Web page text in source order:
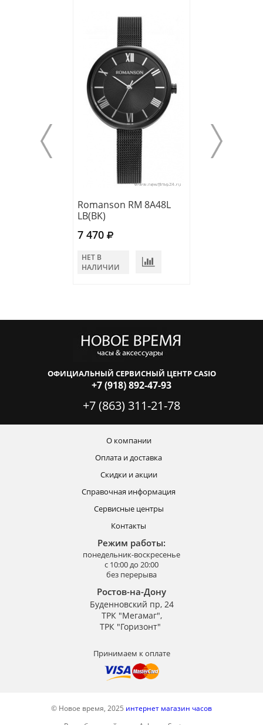
Romanson RM 8A48L
LB(BK)
7 470
НЕТ В
НАЛИЧИИ
ОФИЦИАЛЬНЫЙ СЕРВИСНЫЙ ЦЕНТР CASIO
+7 (918) 892-47-93
+7 (863) 311-21-78
О компании
Оплата и доставка
Скидки и акции
Справочная информация
Сервисные центры
Контакты
Режим работы:
понедельник-воскресенье
с 10:00 до 20:00
без перерыва
Ростов-на-Дону
Буденновский пр, 24
ТРК "Мегамаг",
ТРК "Горизонт"
Принимаем к оплате
© Новое время, 2025 интернет магазин часов